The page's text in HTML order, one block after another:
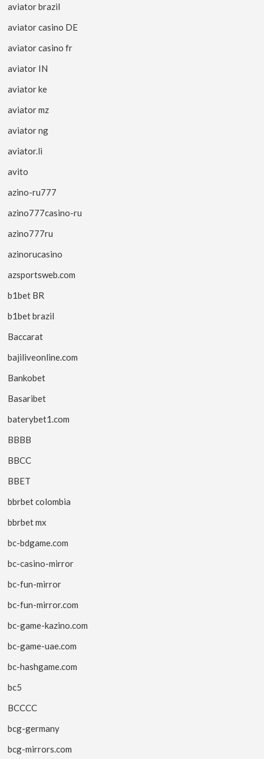
aviator brazil
aviator casino DE
aviator casino fr
aviator IN
aviator ke
aviator mz
aviator ng
aviator.li
avito
azino-ru777
azino777casino-ru
azino777ru
azinorucasino
azsportsweb.com
b1bet BR
b1bet brazil
Baccarat
bajiliveonline.com
Bankobet
Basaribet
baterybet1.com
BBBB
BBCC
BBET
bbrbet colombia
bbrbet mx
bc-bdgame.com
bc-casino-mirror
bc-fun-mirror
bc-fun-mirror.com
bc-game-kazino.com
bc-game-uae.com
bc-hashgame.com
bc5
BCCCC
bcg-germany
bcg-mirrors.com